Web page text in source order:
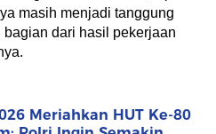
masih menjadi tanggung
dari hasil pekerjaan
Meriahkan HUT Ke-80